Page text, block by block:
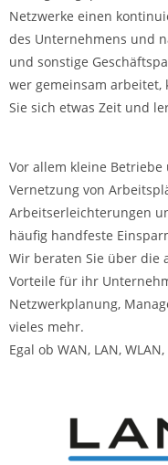
Netzwerke einen
des Unternehmens und
und sonstige
wer gemeinsam arbeitet,
Sie sich etwas Zeit und
Vor allem kleine
Vernetzung von
Arbeitserleichterungen
häufig handfeste
Wir beraten Sie über die
Vorteile für ihr
Netzwerkplanung,
vieles mehr.
Egal ob WAN, LAN,